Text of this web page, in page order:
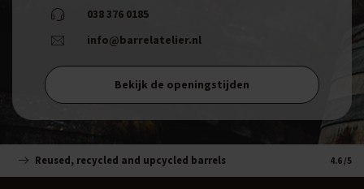
038 376 0185
info@barrelatelier.nl
Bekijk de openingstijden
Reused, recycled and upcycled barrels 4.6 /5